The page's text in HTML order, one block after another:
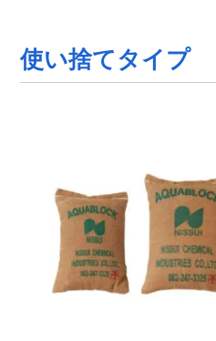
使い捨てタイプ